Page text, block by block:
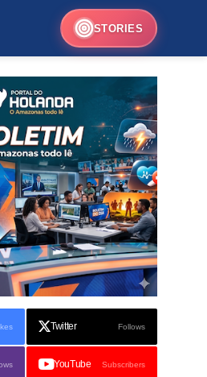
STORIES
Twitter Follows
YouTube Subscribers